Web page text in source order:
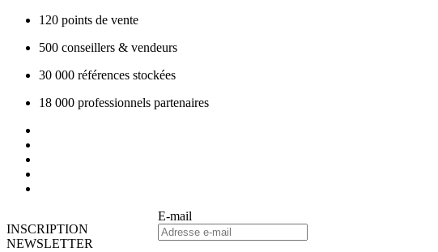
120 points de vente
500 conseillers & vendeurs
30 000 références stockées
18 000 professionnels partenaires
INSCRIPTION
NEWSLETTER
E-mail